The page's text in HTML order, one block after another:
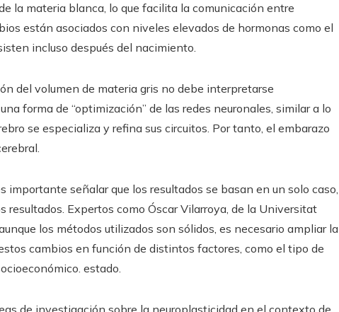
la materia blanca, lo que facilita la comunicación entre
están asociados con niveles elevados de hormonas como el
incluso después del nacimiento.
del volumen de materia gris no debe interpretarse
forma de “optimización” de las redes neuronales, similar a lo
se especializa y refina sus circuitos. Por tanto, el embarazo
importante señalar que los resultados se basan en un solo caso,
resultados. Expertos como Óscar Vilarroya, de la Universitat
los métodos utilizados son sólidos, es necesario ampliar la
cambios en función de distintos factores, como el tipo de
estado.